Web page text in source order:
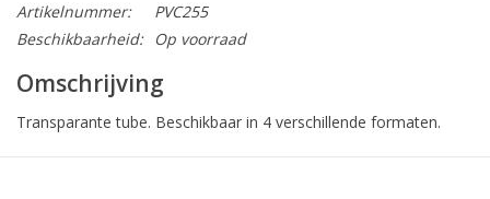
Artikelnummer:
PVC255
Beschikbaarheid:
Op voorraad
Omschrijving
Transparante tube. Beschikbaar in 4 verschillende formaten.